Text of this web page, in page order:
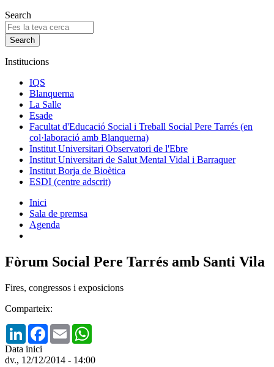
Search
Institucions
IQS
Blanquerna
La Salle
Esade
Facultat d'Educació Social i Treball Social Pere Tarrés (en
col·laboració amb Blanquerna)
Institut Universitari Observatori de l'Ebre
Institut Universitari de Salut Mental Vidal i Barraquer
Institut Borja de Bioètica
ESDI (centre adscrit)
Inici
Sala de premsa
Agenda
Fòrum Social Pere Tarrés amb Santi Vila
Fires, congressos i exposicions
Comparteix:
LinkedInFacebook
Email
Data inici
dv., 12/12/2014 - 14:00